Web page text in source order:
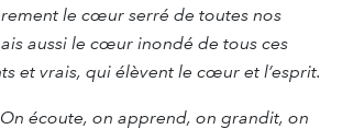
le cœur serré de toutes nos
aussi le cœur inondé de tous ces
et vrais, qui élèvent le cœur et l’esprit.
écoute, on apprend, on grandit, on